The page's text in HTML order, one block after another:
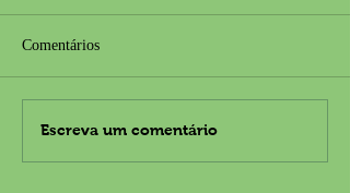
Comentários
Escreva um comentário